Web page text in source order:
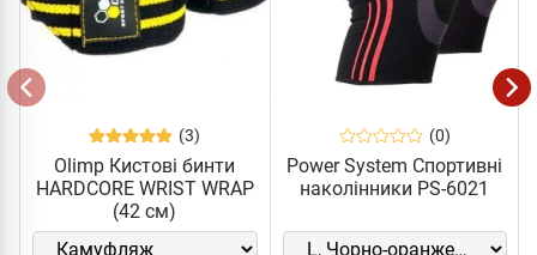
(3)
Olimp Кистові бинти
HARDCORE WRIST WRAP
(42 см)
(0)
Power System Спортивні
наколінники PS-6021